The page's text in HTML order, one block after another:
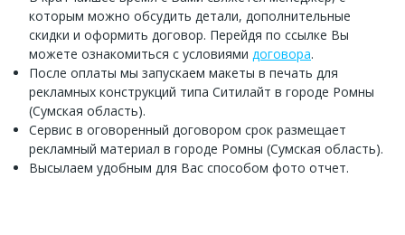
которым можно обсудить детали, дополнительные
скидки и оформить договор. Перейдя по ссылке Вы
можете ознакомиться с условиями договора.
После оплаты мы запускаем макеты в печать для
рекламных конструкций типа Ситилайт в городе Ромны
(Сумская область).
Сервис в оговоренный договором срок размещает
рекламный материал в городе Ромны (Сумская область).
Высылаем удобным для Вас способом фото отчет.